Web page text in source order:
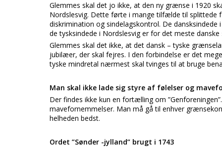
Glemmes skal det jo ikke, at den ny grænse i 1920
Nordslesvig. Dette førte i mange tilfælde til splittede
diskrimination og sindelagskontrol. De
de tysksindede i Nordslesvig er for det meste
Glemmes skal det ikke, at det dansk – tyske
jubilæer, der skal fejres. I den forbindelse er det
tyske mindretal nærmest skal tvinges til at bruge
Man skal ikke lade sig styre af følelser og
Der findes ikke kun en fortælling om
mavefornemmelser. Man må gå til enhver
helheden bedst.
Ordet ”Sønder -jylland” brugt i 1743